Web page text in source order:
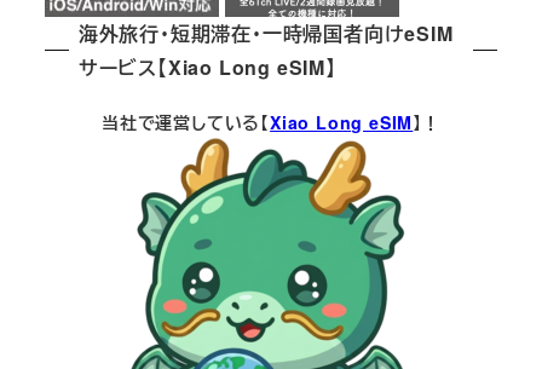
海外旅行・短期滞在・一時帰国者向けeSIM
サービス【Xiao Long eSIM】
当社で運営している【Xiao Long eSIM】！